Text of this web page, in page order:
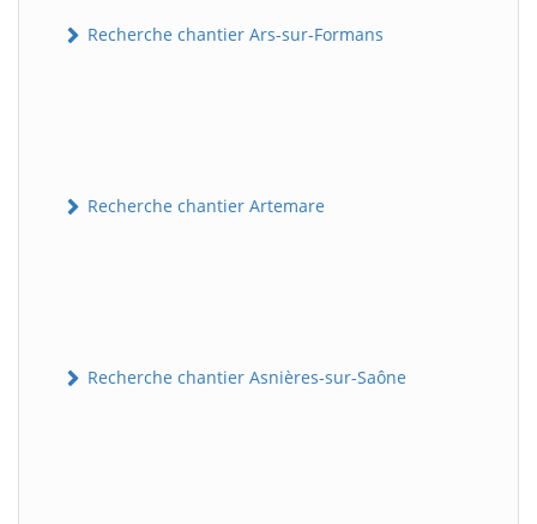
Recherche chantier Ars-sur-Formans
Recherche chantier Artemare
Recherche chantier Asnières-sur-Saône